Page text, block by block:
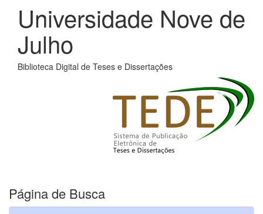
Universidade Nove de
Julho
Biblioteca Digital de Teses e Dissertações
Página de Busca